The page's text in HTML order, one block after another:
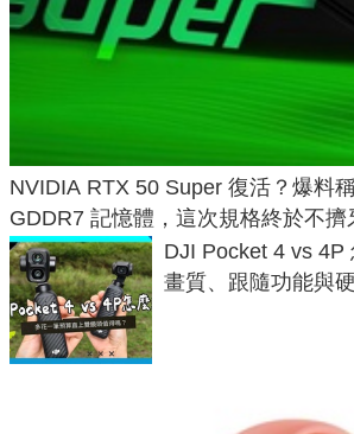
NVIDIA RTX 50 Super 復活？爆料
GDDR7 記憶體，這次規格終於不擠
DJI Pocket 4 vs 4P
畫質、跟隨功能與